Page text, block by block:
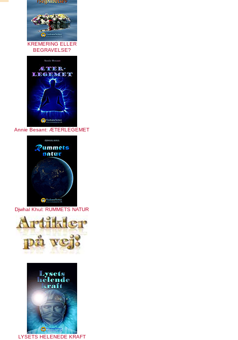
KREMERING ELLER
BEGRAVELSE?
Annie Besant: ÆTERLEGEMET
Djwhal Khul: RUMMETS NATUR
LYSETS HELENEDE KRAFT